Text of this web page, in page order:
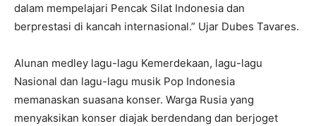
dalam mempelajari Pencak Silat Indonesia dan
berprestasi di kancah internasional.” Ujar Dubes Tavares.
Alunan medley lagu-lagu Kemerdekaan, lagu-lagu
Nasional dan lagu-lagu musik Pop Indonesia
memanaskan suasana konser. Warga Rusia yang
menyaksikan konser diajak berdendang dan berjoget